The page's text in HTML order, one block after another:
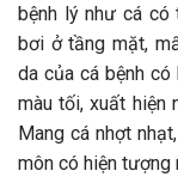
bệnh lý như cá có
bơi ở tầng mặt,
da của cá bệnh
màu tối, xuất hiện
Mang cá nhợt
môn có hiện tượng